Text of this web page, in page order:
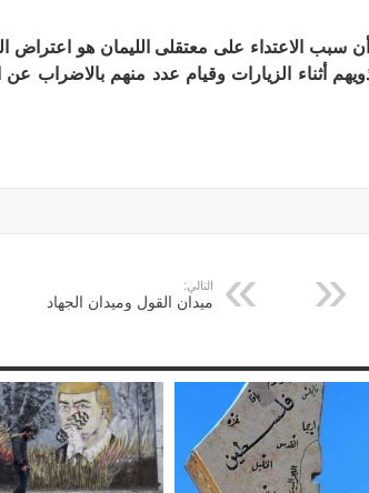
سبب الاعتداء على معتقلى الليمان هو اعتراض
أثناء الزيارات وقيام عدد منهم بالاضراب عن
التالي:
ميدان القول وميدان الجهاد